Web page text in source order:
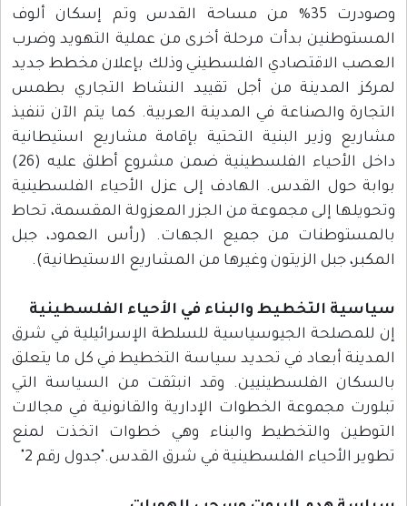
وصودرت 35% من مساحة القدس وتم إسكان ألوف
المستوطنين بدأت مرحلة أخرى من عملية التهويد وضرب
العصب الاقتصادي الفلسطيني وذلك بإعلان مخطط جديد
لمركز المدينة من أجل تقييد النشاط التجاري بطمس
التجارة والصناعة في المدينة العربية. كما يتم الآن تنفيذ
مشاريع وزير البنية التحتية بإقامة مشاريع استيطانية
داخل الأحياء الفلسطينية ضمن مشروع أطلق عليه (26)
بوابة حول القدس. الهادف إلى عزل الأحياء الفلسطينية
وتحويلها إلى مجموعة من الجزر المعزولة المقسمة، تحاط
بالمستوطنات من جميع الجهات. (رأس العمود، جبل
المكبر، جبل الزيتون وغيرها من المشاريع الاستيطانية).
سياسية التخطيط والبناء في الأحياء الفلسطينية
إن للمصلحة الجيوسياسية للسلطة الإسرائيلية في شرق
المدينة أبعاد في تحديد سياسة التخطيط في كل ما يتعلق
بالسكان الفلسطينيين. وقد انبثقت من السياسة التي
تبلورت مجموعة الخطوات الإدارية والقانونية في مجالات
التوطين والتخطيط والبناء وهي خطوات اتخذت لمنع
تطوير الأحياء الفلسطينية في شرق القدس."جدول رقم 2"